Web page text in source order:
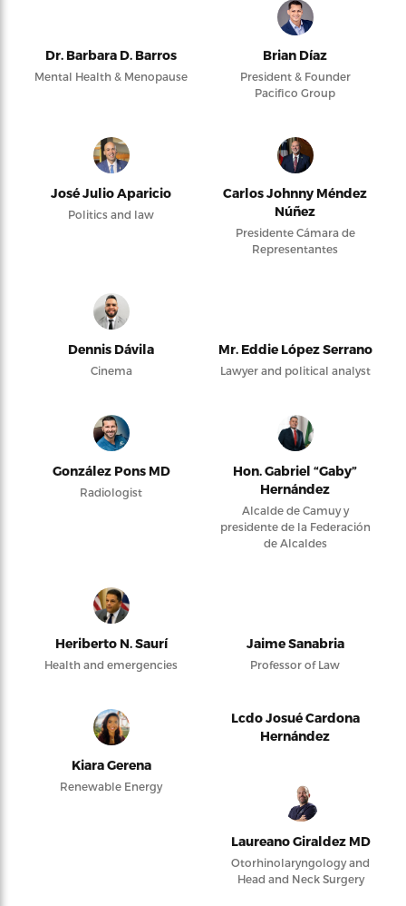
Dr. Barbara D. Barros
Mental Health & Menopause
Brian Díaz
President & Founder
Pacifico Group
José Julio Aparicio
Politics and law
Carlos Johnny Méndez
Núñez
Presidente Cámara de
Representantes
Dennis Dávila
Cinema
Mr. Eddie López Serrano
Lawyer and political analyst
González Pons MD
Radiologist
Hon. Gabriel “Gaby”
Hernández
Alcalde de Camuy y
presidente de la Federación
de Alcaldes
Heriberto N. Saurí
Health and emergencies
Jaime Sanabria
Professor of Law
Kiara Gerena
Renewable Energy
Lcdo Josué Cardona
Hernández
Laureano Giraldez MD
Otorhinolaryngology and
Head and Neck Surgery